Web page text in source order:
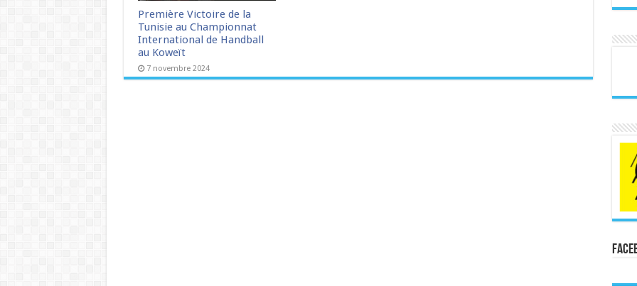
Première Victoire de la
Tunisie au Championnat
International de Handball
au Koweït
7 novembre 2024